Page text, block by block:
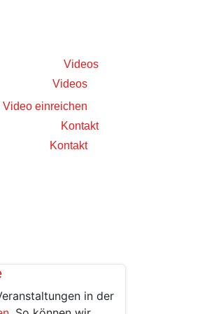
Videos
Videos
Video einreichen
Kontakt
Kontakt
in der